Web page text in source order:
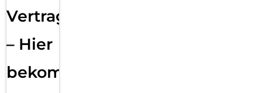
Vertragsabwicklung
– Hier
bekommst